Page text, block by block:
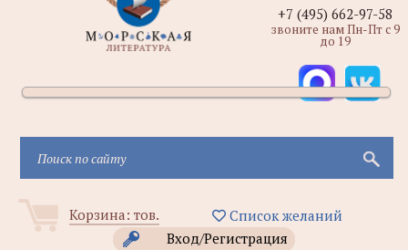
Корзина: тов.
Список желаний
Вход/Регистрация
+7 (495) 662-97-58
звоните нам Пн-Пт с 9
до 19